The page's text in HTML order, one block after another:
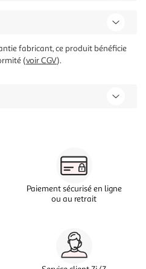
fabricant, ce produit bénéficie
(voir CGV).
Paiement sécurisé en ligne
ou au retrait